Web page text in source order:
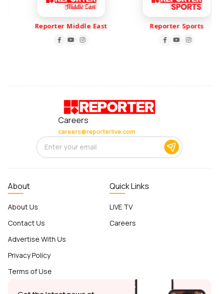
Reporter Middle East Reporter Sports
Careers
careers@reporterlive.com
About
About Us
Contact Us
Advertise With Us
Privacy Policy
Terms of Use
Quick Links
LIVE TV
Careers